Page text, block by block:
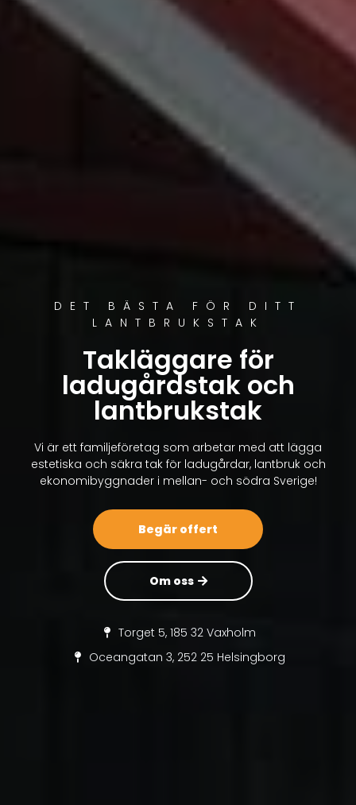
DET BÄSTA FÖR DITT
LANTBRUKSTAK
Takläggare för
ladugårdstak och
lantbrukstak
Vi är ett familjeföretag som arbetar med att lägga
estetiska och säkra tak för ladugårdar, lantbruk och
ekonomibyggnader i mellan- och södra Sverige!
Begär offert
Om oss
Torget 5, 185 32 Vaxholm
Oceangatan 3, 252 25 Helsingborg